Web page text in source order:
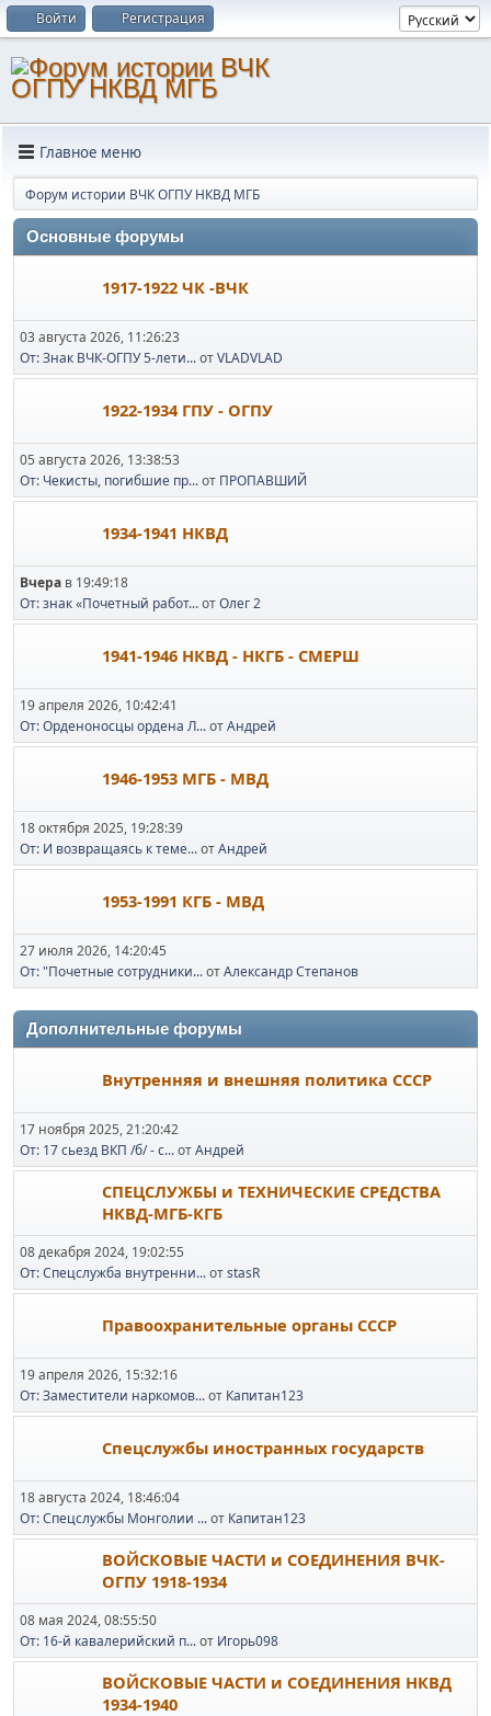
Войти Регистрация
Главное меню
Форум истории ВЧК ОГПУ НКВД МГБ
Основные форумы
1917-1922 ЧК -ВЧК
03 августа 2026, 11:26:23
От: Знак ВЧК-ОГПУ 5-лети...отVLADVLAD
1922-1934 ГПУ - ОГПУ
05 августа 2026, 13:38:53
От: Чекисты, погибшие пр...от ПРОПАВШИЙ
1934-1941 НКВД
Вчера в 19:49:18
От: знак «Почетный работ...отОлег 2
1941-1946 НКВД - НКГБ - СМЕРШ
19 апреля 2026, 10:42:41
От: Орденоносцы ордена Л...отАндрей
1946-1953 МГБ - МВД
18 октября 2025, 19:28:39
От: И возвращаясь к теме...отАндрей
1953-1991 КГБ - МВД
27 июля 2026, 14:20:45
От: "Почетные сотрудники...отАлександр Степанов
Дополнительные форумы
Внутренняя и внешняя политика СССР
17 ноября 2025, 21:20:42
От: 17 сьезд ВКП /б/ - с...отАндрей
СПЕЦСЛУЖБЫ и ТЕХНИЧЕСКИЕ СРЕДСТВА
НКВД-МГБ-КГБ
08 декабря 2024, 19:02:55
От: Спецслужба внутренни...отstasR
Правоохранительные органы СССР
19 апреля 2026, 15:32:16
От: Заместители наркомов...от Капитан123
Спецслужбы иностранных государств
18 августа 2024, 18:46:04
От: Спецслужбы Монголии ...от Капитан123
ВОЙСКОВЫЕ ЧАСТИ и СОЕДИНЕНИЯ ВЧК-
ОГПУ 1918-1934
08 мая 2024, 08:55:50
От: 16-й кавалерийский п...от Игорь098
ВОЙСКОВЫЕ ЧАСТИ и СОЕДИНЕНИЯ НКВД
1934-1940